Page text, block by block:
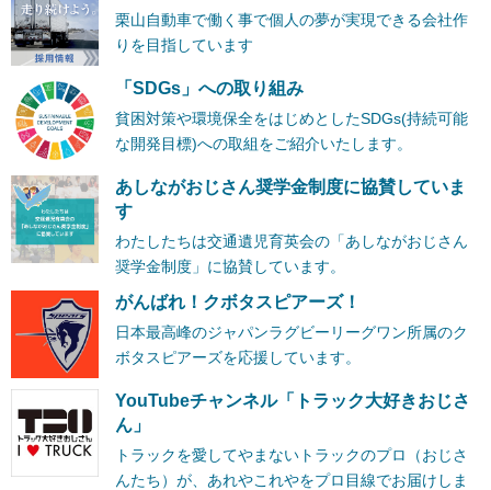
栗山自動車で働く事で個人の夢が実現できる会社作
りを目指しています
「SDGs」への取り組み
貧困対策や環境保全をはじめとしたSDGs(持続可能
な開発目標)への取組をご紹介いたします。
あしながおじさん奨学金制度に協賛していま
す
わたしたちは交通遺児育英会の「あしながおじさん
奨学金制度」に協賛しています。
がんばれ！クボタスピアーズ！
日本最高峰のジャパンラグビーリーグワン所属のク
ボタスピアーズを応援しています。
YouTubeチャンネル「トラック大好きおじさ
ん」
トラックを愛してやまないトラックのプロ（おじさ
んたち）が、あれやこれやをプロ目線でお届けしま